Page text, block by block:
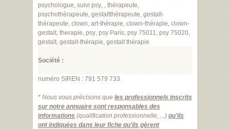
psychologue, suivi psy, , thérapeute,
psychothérapeute, gestaltthérapeute, gestalt-
thérapeute, clown, art-thérapie, clown-thérapie, clown-
gestalt, therapie, psy, psy Paris, psy 75011, psy 75020,
gestalt, gestalt-thérapie, gestalt thérapie
Société :
numéro SIREN : 791 579 733
* Nous vous précisons que les professionnels inscrits
sur notre annuaire sont responsables des
informations (qualification professionnelle, ...) qu'ils
ont indiquées dans leur fiche qu'ils gèrent